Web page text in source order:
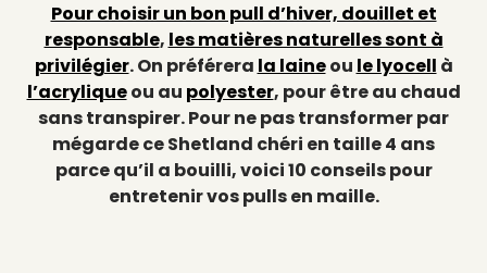
Pour choisir un bon pull d’hiver, douillet et
responsable, les matières naturelles sont à
privilégier. On préférera la laineou le lyocell à
l’acryliqueou au polyester, pour être au chaud
sans transpirer. Pour ne pas transformer par
mégarde ce Shetland chéri en taille 4 ans
parce qu’il a bouilli, voici 10 conseils pour
entretenir vos pulls en maille.